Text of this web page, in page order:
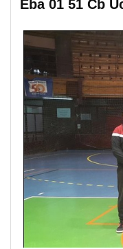
Eba 01 51 Cb